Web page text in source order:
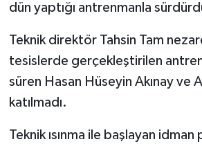
dün yaptığı antrenmanla
Teknik direktör Tahsin Tam
tesislerde gerçekleştirilen
süren Hasan Hüseyin Akınay ve
katılmadı.
Teknik ısınma ile başlayan idman